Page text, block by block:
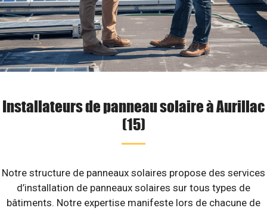
Installateurs de panneau solaire à Aurillac
(15)
Notre structure de panneaux solaires propose des services
d’installation de panneaux solaires sur tous types de
bâtiments. Notre expertise manifeste lors de chacune de